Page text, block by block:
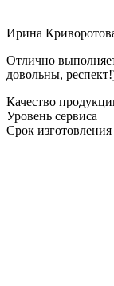
Ирина
Отлично
довольны,
Качество
Уровень сервиса
Срок изготовления